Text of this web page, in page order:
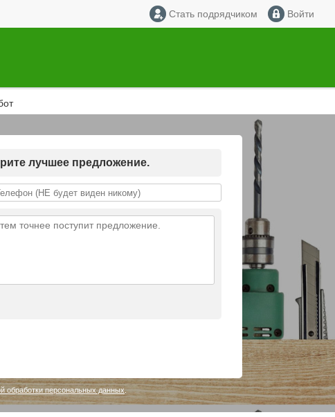
Стать подрядчиком Войти
лучшее предложение.
обработки персональных данных.